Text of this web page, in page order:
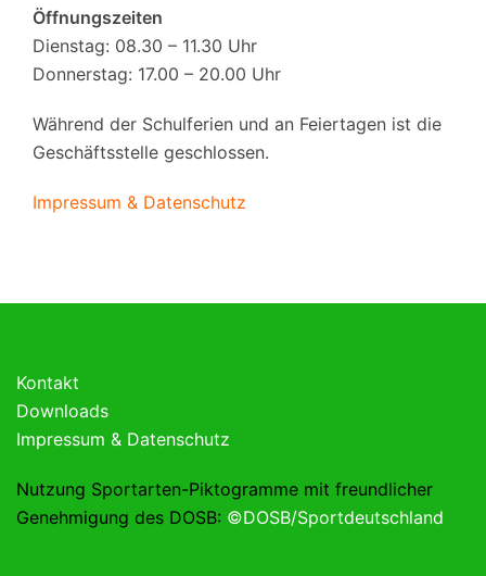
Öffnungszeiten
Dienstag: 08.30 – 11.30 Uhr
Donnerstag: 17.00 – 20.00 Uhr
Während der Schulferien und an Feiertagen ist die
Geschäftsstelle geschlossen.
Impressum & Datenschutz
Kontakt
Downloads
Impressum & Datenschutz
Nutzung Sportarten-Piktogramme mit freundlicher
Genehmigung des DOSB: ©DOSB/Sportdeutschland